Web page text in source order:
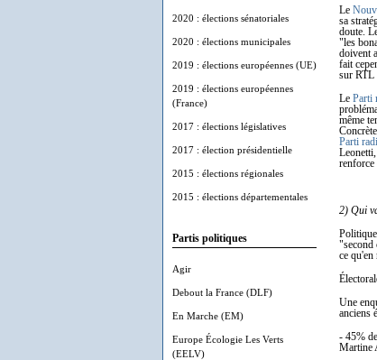
2020 : élections sénatoriales
2020 : élections municipales
2019 : élections européennes (UE)
2019 : élections européennes
(France)
2017 : élections législatives
2017 : élection présidentielle
2015 : élections régionales
2015 : élections départementales
Partis politiques
Agir
Debout la France (DLF)
En Marche (EM)
Europe Écologie Les Verts
(EELV)
Le
sa
doute.
"les
doivent
fait
sur RTL
Le Parti
même
Parti
renforce
2) Qui
"second
ce qu'en
Une
anciens
- 45%
Martine